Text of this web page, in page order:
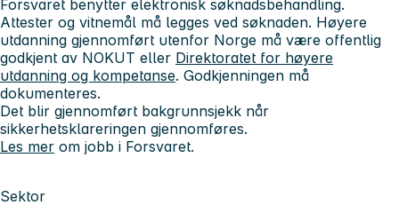
Forsvaret benytter elektronisk søknadsbehandling.
Attester og vitnemål må legges ved søknaden. Høyere
utdanning gjennomført utenfor Norge må være offentlig
godkjent av NOKUT eller Direktoratet for høyere
utdanning og kompetanse. Godkjenningen må
dokumenteres.
Det blir gjennomført bakgrunnsjekk når
sikkerhetsklareringen gjennomføres.
Les mer om jobb i Forsvaret.
Sektor